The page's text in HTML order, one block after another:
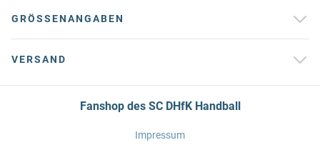
GRÖSSENANGABEN
VERSAND
Fanshop des SC DHfK Handball
Impressum